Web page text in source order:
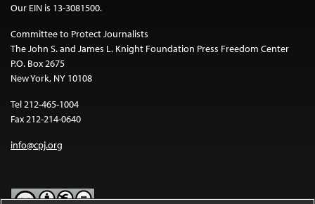
Our EIN is 13-3081500.
Committee to Protect Journalists
The John S. and James L. Knight Foundation Press Freedom Center
P.O. Box 2675
New York, NY 10108
Tel 212-465-1004
Fax 212-214-0640
info@cpj.org